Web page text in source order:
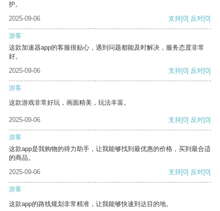
护。
2025-09-06
支持[0] 反对[0]
游客
这款加速器app的客服很贴心，遇到问题都能及时解决，服务态度非常
好。
2025-09-06
支持[0] 反对[0]
游客
这款游戏非常好玩，画面精美，玩法丰富。
2025-09-06 支持[0] 反对[0]
游客
这款app是我购物的得力助手，让我能够找到最优惠的价格，买到最合适
的商品。
2025-09-06
支持[0] 反对[0]
游客
这款app的路线规划非常精准，让我能够快速到达目的地。